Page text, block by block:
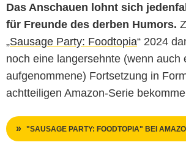
Das Anschauen lohnt sich
für Freunde des derben Humors.
„Sausage Party: Foodtopia“ 2024
noch eine langersehnte (wenn auch
aufgenommene) Fortsetzung in
achtteiligen Amazon-Serie
"SAUSAGE PARTY: FOODTOPIA" BEI